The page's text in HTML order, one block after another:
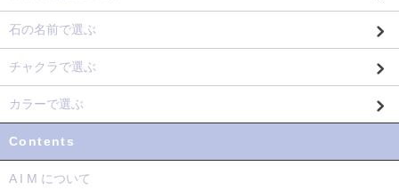
石の名前で選ぶ
チャクラで選ぶ
カラーで選ぶ
Contents
A I M について